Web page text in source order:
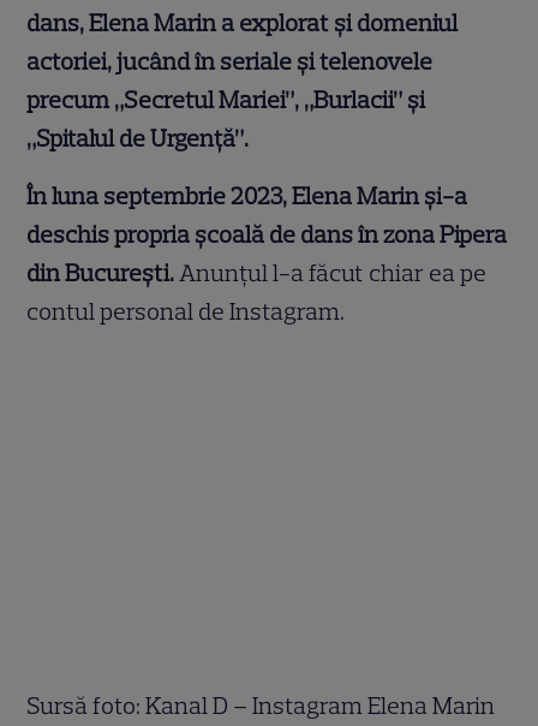
dans, Elena Marin a explorat și domeniul
actoriei, jucând în seriale și telenovele
precum „Secretul Mariei”, „Burlacii” și
„Spitalul de Urgență”.
În luna septembrie 2023, Elena Marin și-a
deschis propria școală de dans în zona Pipera
din București.Anunțul l-a făcut chiar ea pe
contul personal de Instagram.
Sursă foto: Kanal D – Instagram Elena Marin